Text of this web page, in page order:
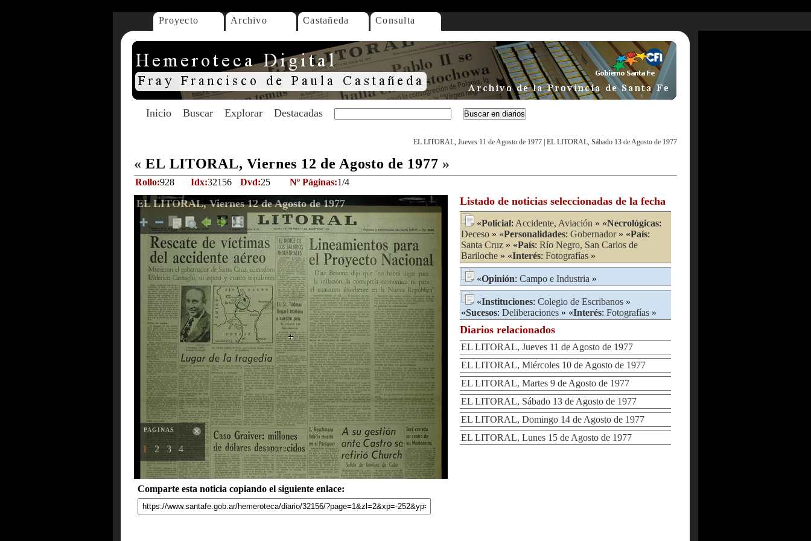
Proyecto Archivo Castañeda Consulta
Inicio Buscar Explorar Destacadas
EL LITORAL, Jueves 11 de Agosto de 1977 EL LITORAL, Sábado 13 de Agosto de 1977
« EL LITORAL, Viernes 12 de Agosto de 1977 »
Rollo:928 Idx:32156 Dvd:25 Nº Páginas:1/4
EL LITORAL, Viernes 12 de Agosto de 1977
PAGINAS
1 2 3 4
Comparte esta noticia copiando el siguiente enlace:
Listado de noticias seleccionadas de la fecha
«Policial: Accidente, Aviación » «Necrológicas:
Deceso » «Personalidades: Gobernador» «País:
Santa Cruz » «País: Río Negro, San Carlos de
Bariloche » «Interés: Fotografías »
«Opinión: Campo e Industria »
«Instituciones: Colegio de Escribanos »
«Sucesos: Deliberaciones » «Interés: Fotografías »
Diarios relacionados
EL LITORAL, Jueves 11 de Agosto de 1977
EL LITORAL, Miércoles 10 de Agosto de 1977
EL LITORAL, Martes 9 de Agosto de 1977
EL LITORAL, Sábado 13 de Agosto de 1977
EL LITORAL, Domingo 14 de Agosto de 1977
EL LITORAL, Lunes 15 de Agosto de 1977